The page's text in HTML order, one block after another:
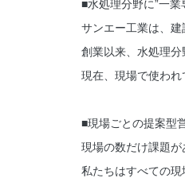
■水処理分野に”一業
サンエー工業は、建
創業以来、水処理分
現在、現場で使われ
■現場ごとの提案型
現場の数だけ課題が
私たちはすべての現